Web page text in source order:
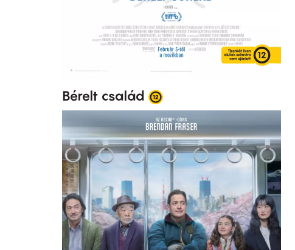
Bérelt család